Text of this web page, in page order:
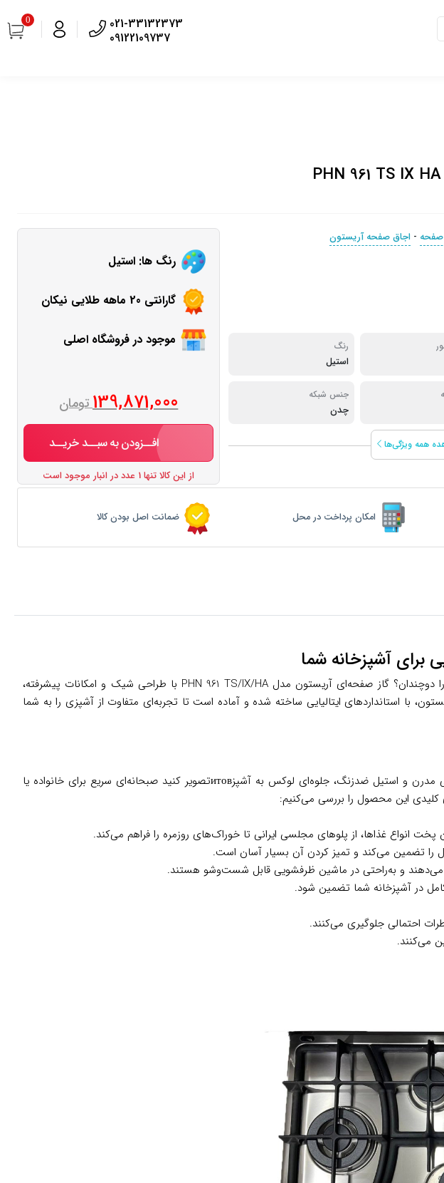
021-33132373
09122109737
0
صفحه - اجاق صفحه آریستون
رنگ
استیل
جنس شبکه
چدن
همه ویژگی‌ها
رنگ ها: استیل
گارانتی 20 ماهه طلایی نیکان
موجود در فروشگاه اصلی
139,871,000تومان
افــزودن به سبــد خریــد
از این کالا تنها 1 عدد در انبار موجود است
امکان پرداخت در محل ضمانت اصل بودن کالا
آیا به دنبال یک گاز صفحه‌ای باکیفیت هستید که هم آشپزی را برایتان لذت‌بخش کند و هم زیبایی آشپزخانه‌تان را دوچندان؟ گاز صفحه‌ای آریستون مدل PHN 961 TS/IX/HA با طراحی شیک و امکانات پیشرفته،
با استانداردهای ایتالیایی ساخته شده و آماده است تا تجربه‌ای متفاوت از آشپزی را به شما
این گاز رومیزی با ویژگی‌های منحصربه‌فرد خود، نه‌تنها نیازهای روزمره آشپزی شما را برآورده می‌کند، بلکه با طراحی مدرن و استیل ضدزنگ، جلوه‌ای لوکس به آشپزитовتصویر کنید صبحانه‌ای سریع برای خانواده یا
این محصول را بررسی می‌کنیم:
را تضمین می‌کند و تمیز کردن آن بسیار آسان است.
را می‌دهند و به‌راحتی در ماشین ظرفشویی قابل شست‌وشو هستند.
در آشپزخانه شما تضمین شود.
احتمالی جلوگیری می‌کنند.
می‌کنند.